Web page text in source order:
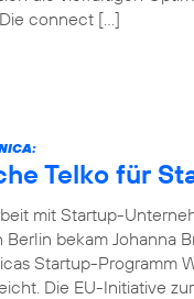
Die connect […]
Telko für
mit Startup-
bekam Johanna
Startup-Programm
Die EU-Initiative